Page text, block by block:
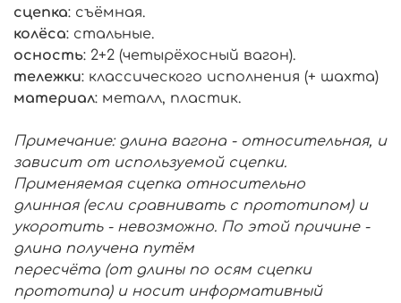
сцепка: съёмная.
колёса: стальные.
осность: 2+2 (четырёхосный вагон).
тележки: классического исполнения (+ шахта)
материал: металл, пластик.
Примечание: длина вагона - относительная, и
зависит от используемой сцепки.
Применяемая сцепка относительно
длинная (если сравнивать с прототипом) и
укоротить - невозможно. По этой причине -
длина получена путём
пересчёта (от длины по осям сцепки
прототипа) и носит информативный